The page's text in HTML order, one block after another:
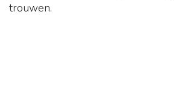
trouwen.